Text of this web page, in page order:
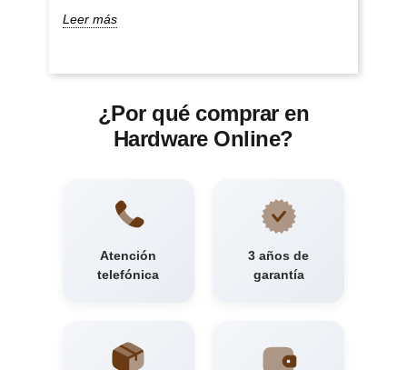
Leer más
¿Por qué comprar en
Hardware Online?
Atención
telefónica
3 años de
garantía